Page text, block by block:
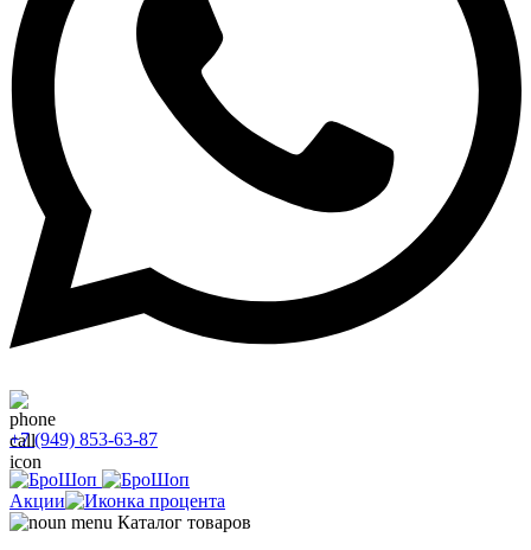
+7 (949) 853-63-87
Акции
Каталог товаров